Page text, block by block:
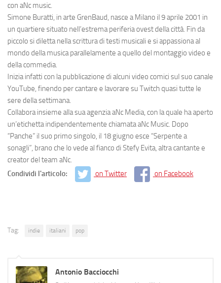
con aNc music.
Simone Buratti, in arte GrenBaud, nasce a Milano il 9 aprile 2001 in
un quartiere situato nell’estrema periferia ovest della città. Fin da
piccolo si diletta nella scrittura di testi musicali e si appassiona al
mondo della musica parallelamente a quello del montaggio video e
della commedia.
Inizia infatti con la pubblicazione di alcuni video comici sul suo canale
YouTube, finendo per cantare e lavorare su Twitch quasi tutte le
sere della settimana.
Collabora insieme alla sua agenzia aNc Media, con la quale ha aperto
un’etichetta indipendentemente chiamata aNc Music. Dopo
“Panche” il suo primo singolo, il 18 giugno esce “Serpente a
sonagli”, brano che lo vede al fianco di Stefy Evita, altra cantante e
creator del team aNc.
Condividi l'articolo:
on Twitter on Facebook
Tag: indie italiani pop
Antonio Bacciocchi